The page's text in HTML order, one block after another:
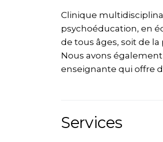
Clinique
psychoéducation, en
de tous âges, soit de
Nous avons
enseignante qui offre
Services